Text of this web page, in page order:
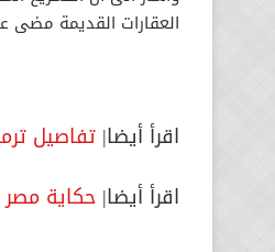
العقارات القديمة مضى عليها
اقرأ أيضا| تفاصيل ترميم البارون في
اقرأ أيضا| حكاية